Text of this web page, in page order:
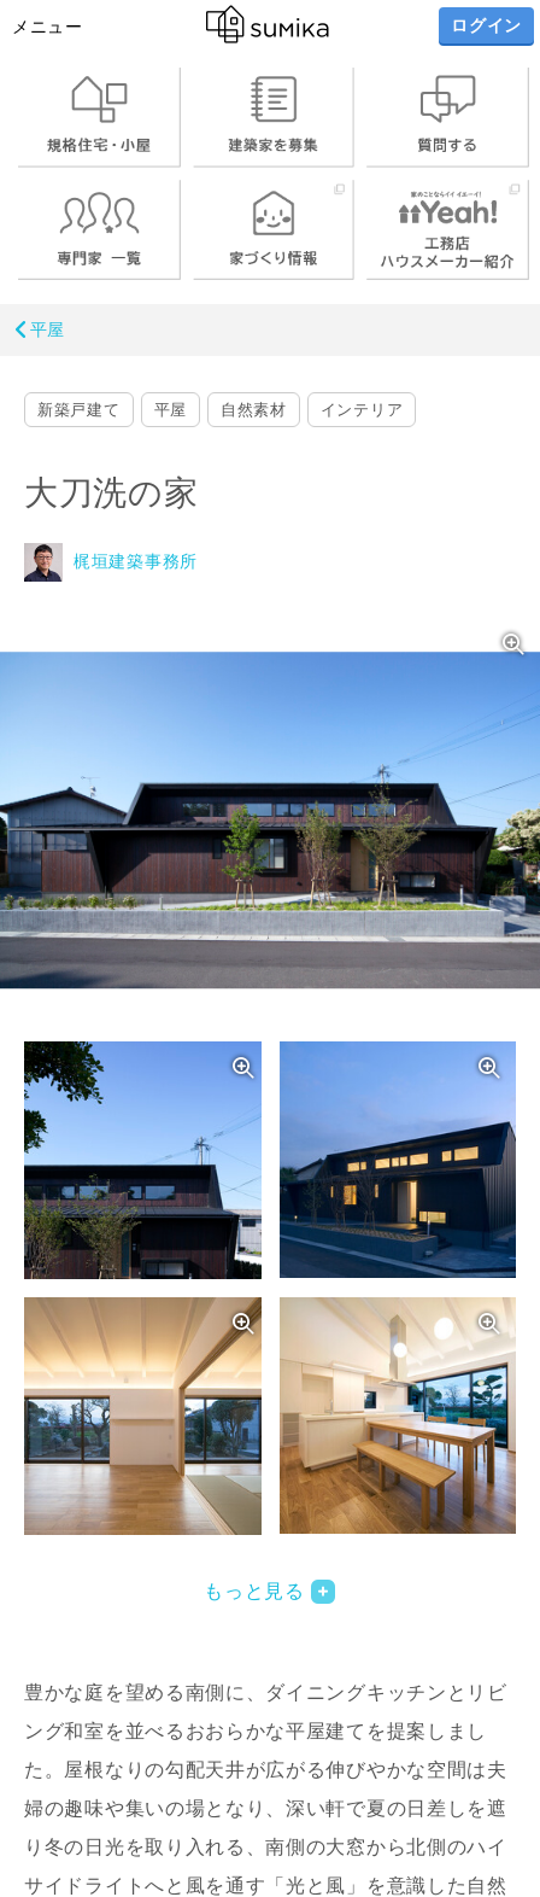
メニュー ログイン
平屋
新築戸建て 平屋 自然素材 インテリア
大刀洗の家
梶垣建築事務所
写真を拡大する
写真を拡大する
写真を拡大する
もっと見る
豊かな庭を望める南側に、ダイニングキッチンとリビ
ング和室を並べるおおらかな平屋建てを提案しまし
た。屋根なりの勾配天井が広がる伸びやかな空間は夫
婦の趣味や集いの場となり、深い軒で夏の日差しを遮
り冬の日光を取り入れる、南側の大窓から北側のハイ
サイドライトへと風を通す「光と風」を意識した自然